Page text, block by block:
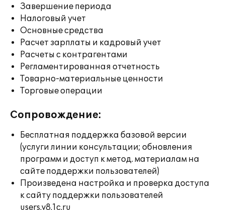
Завершение периода
Налоговый учет
Основные средства
Расчет зарплаты и кадровый учет
Расчеты с контрагентами
Регламентированная отчетность
Товарно-материальные ценности
Торговые операции
Сопровождение:
Бесплатная поддержка базовой версии
(услуги линии консультации; обновления
программ и доступ к метод. материалам на
сайте поддержки пользователей)
Произведена настройка и проверка доступа
к сайту поддержки пользователей
users.v8.1c.ru